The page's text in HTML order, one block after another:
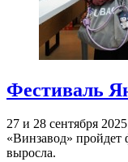
Фестиваль
27 и 28 сентября
«Винзавод» пройдет
выросла.